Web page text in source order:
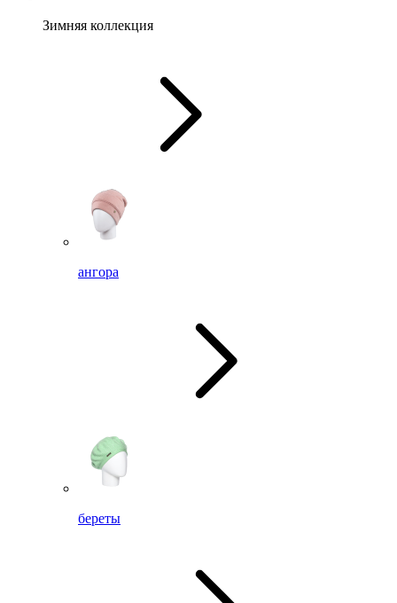
Зимняя коллекция
ангора
береты